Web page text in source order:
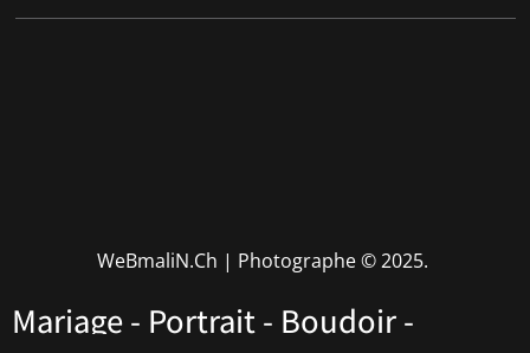
WeBmaliN.Ch | Photographe© 2025.
Mariage - Portrait - Boudoir -